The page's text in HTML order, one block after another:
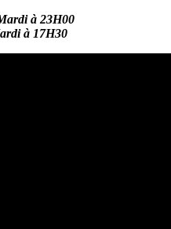
à 23H00
à 17H30